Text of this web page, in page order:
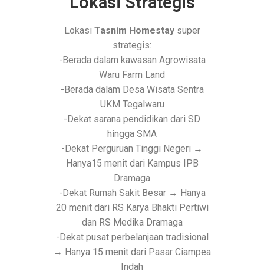
Lokasi Tasnim Homestaysuper
strategis:
-Berada dalam kawasan Agrowisata
Waru Farm Land
-Berada dalam Desa Wisata Sentra
UKM Tegalwaru
-Dekat sarana pendidikan dari SD
hingga SMA
-Dekat Perguruan Tinggi Negeri →
Hanya15 menit dari Kampus IPB
Dramaga
-Dekat Rumah Sakit Besar → Hanya
20 menit dari RS Karya Bhakti Pertiwi
dan RS Medika Dramaga
-Dekat pusat perbelanjaan tradisional
→ Hanya 15 menit dari Pasar Ciampea
Indah